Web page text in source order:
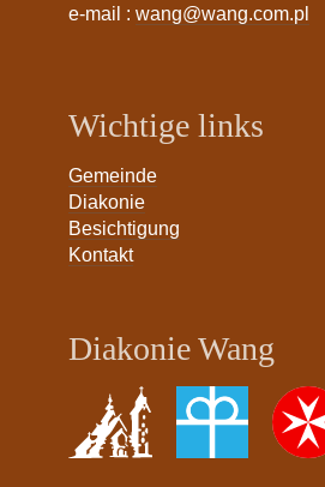
e-mail : wang@wang.com.pl
Wichtige links
Gemeinde
Diakonie
Besichtigung
Kontakt
Diakonie Wang